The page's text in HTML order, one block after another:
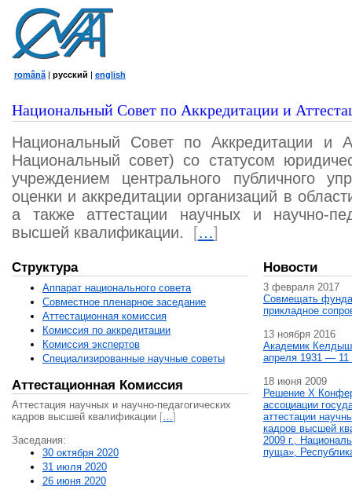
română | русский | english
Национальный Совет по Аккредитации и
Национальный Совет по Аккредитации и
Национальный совет) со статусом
учреждением центрального публичного
оценки и аккредитации организаций в
а также аттестации научных и научно-
высшей квалификации.
[…]
Структура
Аппарат национального совета
Совместное пленарное заседание
Аттестационная комисcия
Комиссия по аккредитации
Комиссия экспертов
Специализированные научные советы
Аттестационная Комиссия
Аттестация научных и научно-педагогических
кадров высшей квалификации […]
Заседания:
30 октября 2020
31 июля 2020
26 июня 2020
Новости
3 февраля 2017
Совмещать
прикладное
13 ноября 2016
Академик
апреля 1931 — 11
18 июня 2009
Решение X
ассоциации
аттестации
кадров высшей
2009 г.,
пуща»,